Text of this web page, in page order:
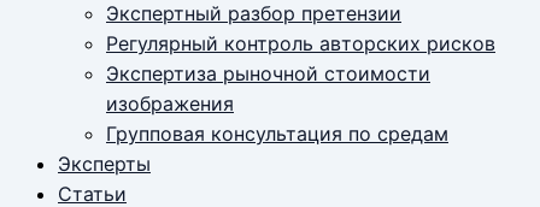
Экспертный разбор претензии
Регулярный контроль авторских рисков
Экспертиза рыночной стоимости
изображения
Групповая консультация по средам
Эксперты
Статьи